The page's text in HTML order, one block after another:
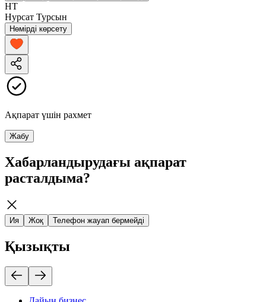
НТ
Нурсат Турсын
Нөмірді көрсету
Ақпарат үшін рахмет
Жабу
Хабарландырудағы ақпарат
расталдыма?
Ия Жоқ Телефон жауап бермейді
Қызықты